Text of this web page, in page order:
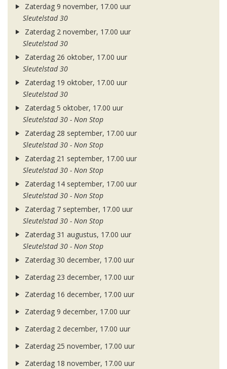
Zaterdag 9 november, 17.00 uur
Sleutelstad 30
Zaterdag 2 november, 17.00 uur
Sleutelstad 30
Zaterdag 26 oktober, 17.00 uur
Sleutelstad 30
Zaterdag 19 oktober, 17.00 uur
Sleutelstad 30
Zaterdag 5 oktober, 17.00 uur
Sleutelstad 30 - Non Stop
Zaterdag 28 september, 17.00 uur
Sleutelstad 30 - Non Stop
Zaterdag 21 september, 17.00 uur
Sleutelstad 30 - Non Stop
Zaterdag 14 september, 17.00 uur
Sleutelstad 30 - Non Stop
Zaterdag 7 september, 17.00 uur
Sleutelstad 30 - Non Stop
Zaterdag 31 augustus, 17.00 uur
Sleutelstad 30 - Non Stop
Zaterdag 30 december, 17.00 uur
Zaterdag 23 december, 17.00 uur
Zaterdag 16 december, 17.00 uur
Zaterdag 9 december, 17.00 uur
Zaterdag 2 december, 17.00 uur
Zaterdag 25 november, 17.00 uur
Zaterdag 18 november, 17.00 uur